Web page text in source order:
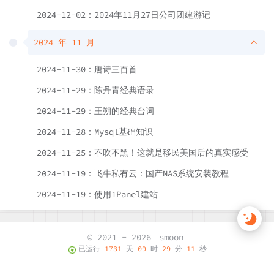
2024-12-02：2024年11月27日公司团建游记
2024 年 11 月
2024-11-30：唐诗三百首
2024-11-29：陈丹青经典语录
2024-11-29：王朔的经典台词
2024-11-28：Mysql基础知识
2024-11-25：不吹不黑！这就是移民美国后的真实感受
2024-11-19：飞牛私有云：国产NAS系统安装教程
2024-11-19：使用1Panel建站
© 2021 - 2026 smoon
已运行 1731天 09时 29分 12秒